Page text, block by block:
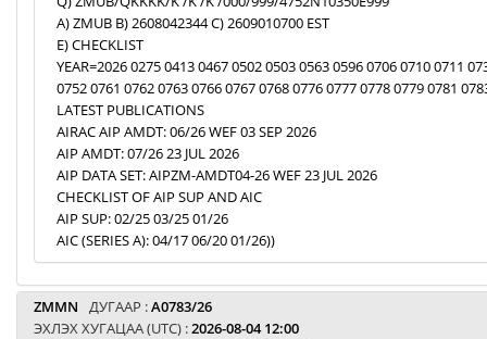
A) ZMUB B) 2608042344 C) 2609010700 EST
E) CHECKLIST
YEAR=2026 0275 0413 0467 0502 0503 0563 0596 0706 0710 0711
0752 0761 0762 0763 0766 0767 0768 0776 0777 0778 0779 0781
LATEST PUBLICATIONS
AIRAC AIP AMDT: 06/26 WEF 03 SEP 2026
AIP AMDT: 07/26 23 JUL 2026
AIP DATA SET: AIPZM-AMDT04-26 WEF 23 JUL 2026
CHECKLIST OF AIP SUP AND AIC
AIP SUP: 02/25 03/25 01/26
AIC (SERIES A): 04/17 06/20 01/26))
ZMMN ДУГААР :A0783/26
ЭХЛЭХ ХУГАЦАА (UTC) :2026-08-04 12:00